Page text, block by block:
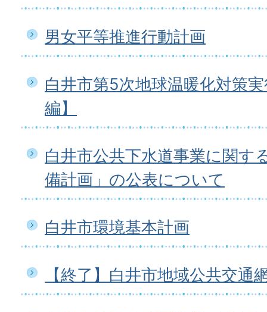
男女平等推進行動計画
白井市第5次地球温暖化対策
編】
白井市公共下水道事業に関す
備計画」の公表について
白井市環境基本計画
【終了】白井市地域公共交通